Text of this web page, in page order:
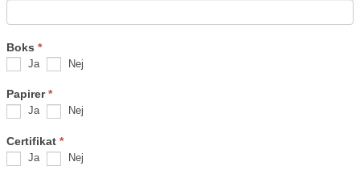
Boks *
Ja Nej
Papirer*
Ja Nej
Certifikat *
Ja Nej